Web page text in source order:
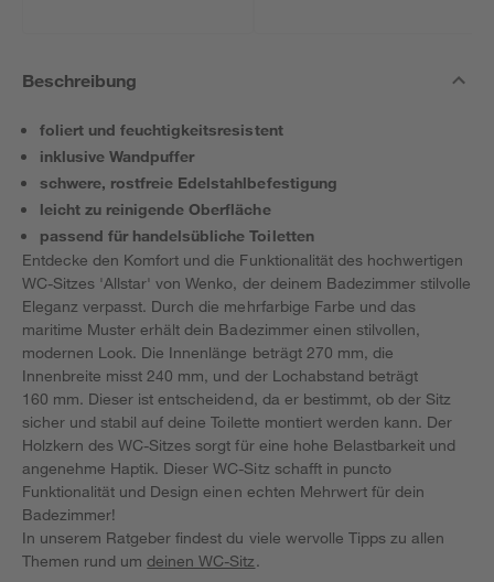
Beschreibung
foliert und feuchtigkeitsresistent
inklusive Wandpuffer
schwere, rostfreie Edelstahlbefestigung
leicht zu reinigende Oberfläche
passend für handelsübliche Toiletten
Entdecke den Komfort und die Funktionalität des hochwertigen
WC-Sitzes 'Allstar' von Wenko, der deinem Badezimmer stilvolle
Eleganz verpasst. Durch die mehrfarbige Farbe und das
maritime Muster erhält dein Badezimmer einen stilvollen,
modernen Look. Die Innenlänge beträgt 270 mm, die
Innenbreite misst 240 mm, und der Lochabstand beträgt
160 mm. Dieser ist entscheidend, da er bestimmt, ob der Sitz
sicher und stabil auf deine Toilette montiert werden kann. Der
Holzkern des WC-Sitzes sorgt für eine hohe Belastbarkeit und
angenehme Haptik. Dieser WC-Sitz schafft in puncto
Funktionalität und Design einen echten Mehrwert für dein
Badezimmer!
In unserem Ratgeber findest du viele wervolle Tipps zu allen
Themen rund umdeinen WC-Sitz.